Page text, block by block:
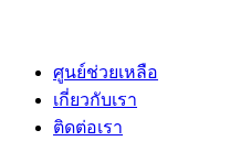
ศูนย์ช่วยเหลือ
เกี่ยวกับเรา
ติดต่อเรา